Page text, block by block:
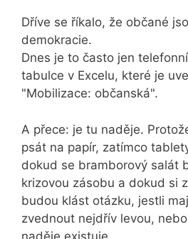
Dříve se říkalo, že občané
demokracie.
Dnes je to často jen
tabulce v Excelu, které je
"Mobilizace: občanská".
A přece: je tu naděje.
psát na papír, zatímco
dokud se bramborový salát
krizovou zásobu a dokud si
budou klást otázku, jestli
zvednout nejdřív levou,
naděje existuje.